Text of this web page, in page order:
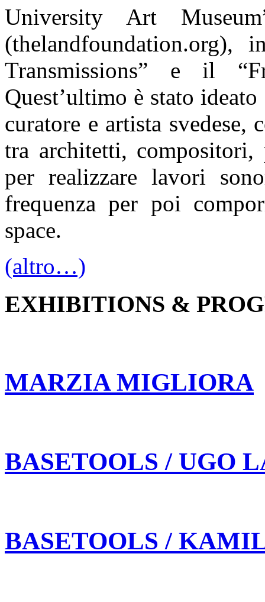
University Art
(thelandfoundation.org),
Transmissions” e il
Quest’ultimo è stato
curatore e artista
tra architetti,
per realizzare lavori
frequenza per poi
space.
(altro…)
EXHIBITIONS &
MARZIA MIGLIORA
BASETOOLS / UGO
BASETOOLS /